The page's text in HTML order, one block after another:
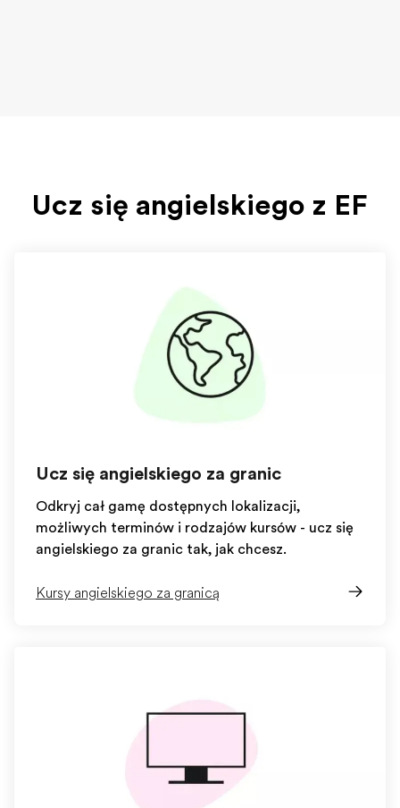
Ucz się angielskiego z EF
Ucz się angielskiego za granicą
Odkryj całą gamę dostępnych lokalizacji,
możliwych terminów i rodzajów kursów - ucz się
angielskiego za granicą tak, jak chcesz.
Kursy angielskiego za granicą